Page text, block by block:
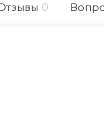
0